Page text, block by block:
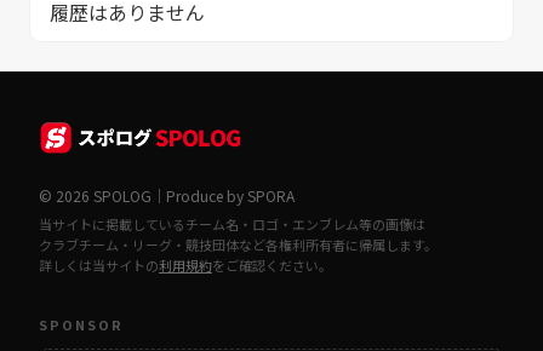
履歴はありません
© 2026 SPOLOG｜Produce by SPORA
当サイトに掲載しているチーム名・ロゴ・エンブレム等の画像は
クラブチーム・リーグ・競技団体など各権利所有者に帰属します。
詳しくは当サイトの利用規約をご確認ください。
SPONSOR